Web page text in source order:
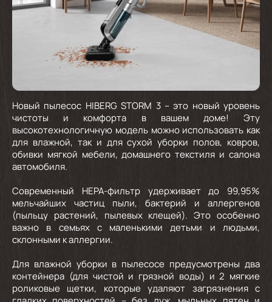
Новый пылесос HIBERG STORM 3 – это новый уровень
чистоты и комфорта в вашем доме! Эту
высокотехнологичную модель можно использовать как
для влажной, так и для сухой уборки полов, ковров,
обивки мягкой мебели, домашнего текстиля и салона
автомобиля.
Современный HEPA-фильтр удерживает до 99,95%
мельчайших частиц пыли, бактерий и аллергенов
(пыльцу растений, пылевых клещей). Это особенно
важно в семьях с маленькими детьми и людьми,
склонными к аллергии.
Для влажной уборки в пылесосе предусмотрены два
контейнера (для чистой и грязной воды) и 2 мягкие
роликовые щетки, которые удаляют загрязнения с